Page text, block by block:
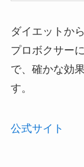
ダイエットか
プロボクサー
で、確かな効
す。
公式サイト